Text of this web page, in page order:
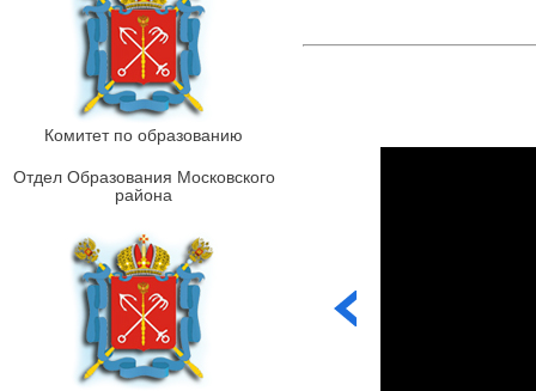
Комитет по образованию
Отдел Образования Московского
района